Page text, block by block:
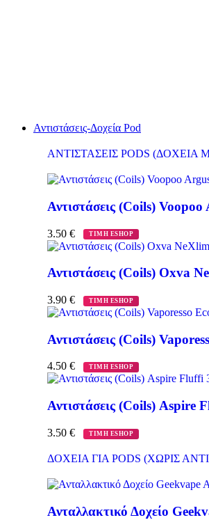
Αντιστάσεις-Δοχεία Pod
ΑΝΤΙΣΤΑΣΕΙΣ PODS (ΔΟΧΕΙΑ
Αντιστάσεις (Coils)
3.50 € ΤΙΜΗ ESHOP
Αντιστάσεις (Coils) Oxva
3.90 € ΤΙΜΗ ESHOP
Αντιστάσεις (Coils)
4.50 € ΤΙΜΗ ESHOP
Αντιστάσεις (Coils) Aspire
3.50 € ΤΙΜΗ ESHOP
ΔΟΧΕΙΑ ΓΙΑ PODS (ΧΩΡΙΣ
Ανταλλακτικό Δοχείο